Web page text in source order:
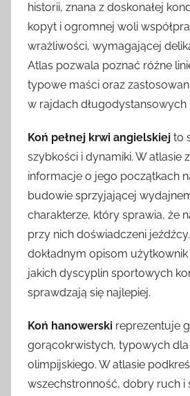
historii, znana z doskonałej
kopyt i ogromnej woli
wrażliwości, wymagającej
Atlas pozwala poznać różne
typowe maści oraz
w rajdach długodystansowych
Koń pełnej krwi angielskiej to
szybkości i dynamiki. W atlasie
informacje o jego początkach
budowie sprzyjającej
charakterze, który sprawia, że
przy nich doświadczeni
dokładnym opisom
jakich dyscyplin sportowych
sprawdzają się najlepiej.
Koń hanowerski reprezentuje
gorącokrwistych, typowych
olimpijskiego. W atlasie
wszechstronność, dobry ruch i